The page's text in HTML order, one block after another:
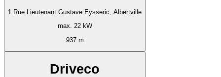
1 Rue Lieutenant Gustave Eysseric, Albertville
max. 22 kW
937 m
Driveco